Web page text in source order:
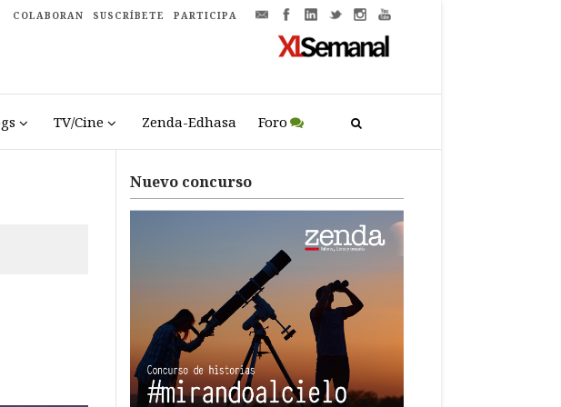
COLABORAN SUSCRÍBETE PARTICIPA
TV/Cine Zenda-Edhasa Foro
Nuevo concurso